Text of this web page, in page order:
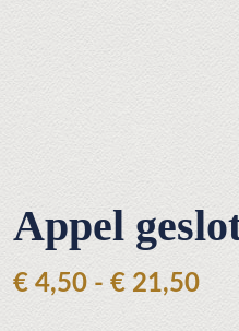
Appel
€ 4,50 - € 21,50
€